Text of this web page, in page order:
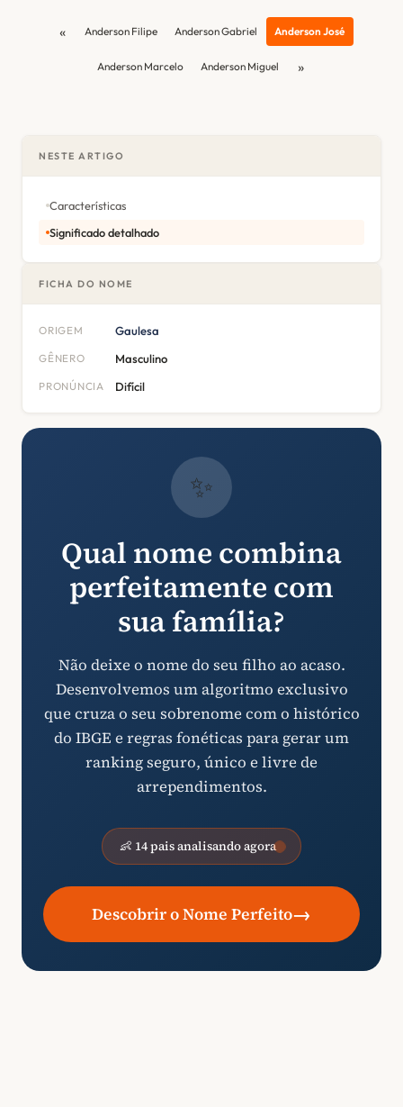
« Anderson Filipe Anderson Gabriel Anderson José
Anderson Marcelo Anderson Miguel »
NESTE ARTIGO
Características
Significado detalhado
FICHA DO NOME
ORIGEM Gaulesa
GÊNERO Masculino
PRONÚNCIA Difícil
✨
Qual nome combina
perfeitamente com
sua família?
Não deixe o nome do seu filho ao acaso.
Desenvolvemos um algoritmo exclusivo
que cruza o seu sobrenome com o histórico
do IBGE e regras fonéticas para gerar um
ranking seguro, único e livre de
arrependimentos.
👶 14 pais analisando agora
Descobrir o Nome Perfeito→